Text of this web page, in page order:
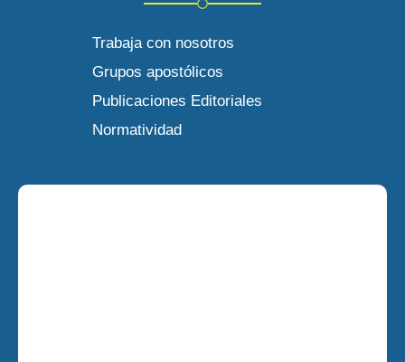
Trabaja con nosotros
Grupos apostólicos
Publicaciones Editoriales
Normatividad